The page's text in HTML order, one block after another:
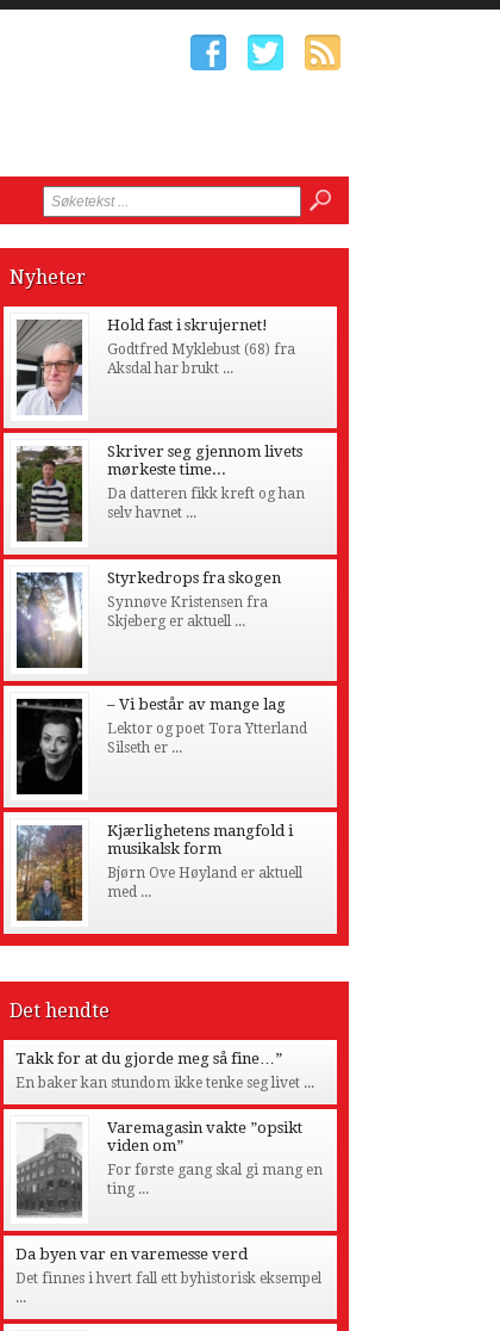
Nyheter
Hold fast i skrujernet!
Godtfred Myklebust (68) fra
Aksdal har brukt ...
Skriver seg gjennom livets
mørkeste time...
Da datteren fikk kreft og han
selv havnet ...
Styrkedrops fra skogen
Synnøve Kristensen fra
Skjeberg er aktuell ...
– Vi består av mange lag
Lektor og poet Tora Ytterland
Silseth er ...
Kjærlighetens mangfold i
musikalsk form
Bjørn Ove Høyland er aktuell
med ...
Det hendte
Takk for at du gjorde meg så fine…”
En baker kan stundom ikke tenke seg livet ...
Varemagasin vakte ”opsikt
viden om”
For første gang skal gi mang en
ting ...
Da byen var en varemesse verd
Det finnes i hvert fall ett byhistorisk eksempel
...